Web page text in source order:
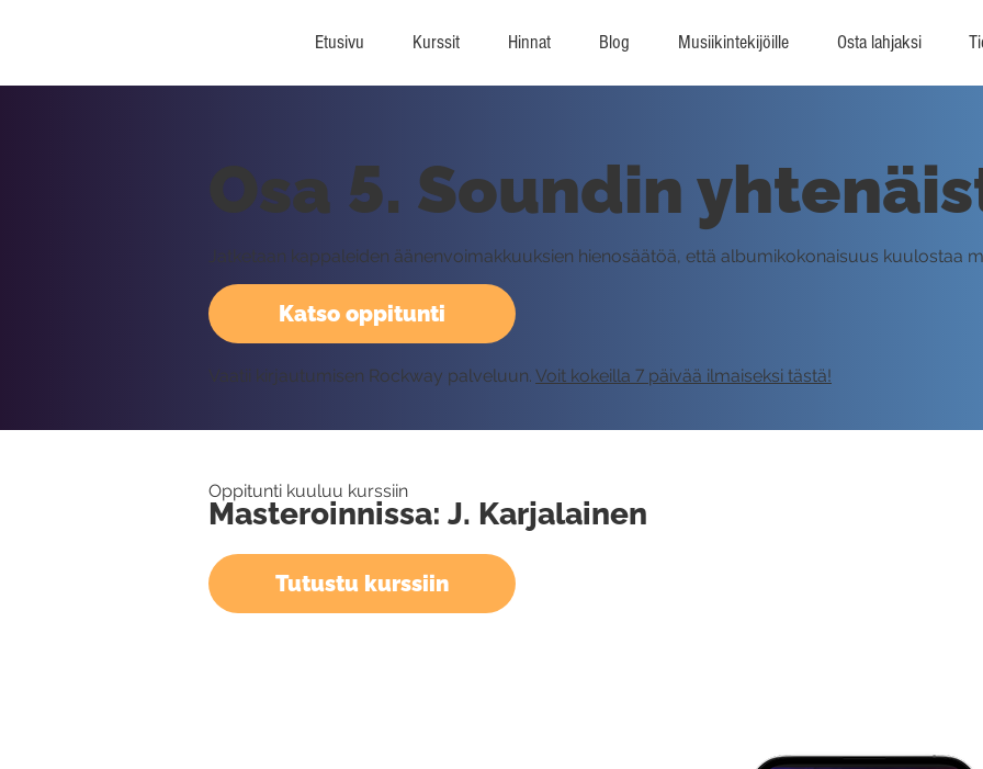
Etusivu Kurssit Hinnat Blog Musiikintekijöille Osta lahjaksi
Katso oppitunti
Osa 5. Soundin
Jatketaan kappaleiden äänenvoimakkuuksien hienosäätöä, että albumikokonaisuus kuulostaa
Vaatii kirjautumisen Rockway palveluun. Voit kokeilla 7 päivää ilmaiseksi tästä!
Oppitunti kuuluu kurssiin
Masteroinnissa: J. Karjalainen
Tutustu kurssiin